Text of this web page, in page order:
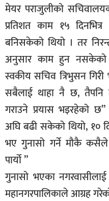
मेयर पराजुलीको
प्रतिशत काम १५
बनिसकेको थियो । तर
अनुसार काम हुन
स्वकीय सचिव त्रिभुसन
सबैलाई थाहा नै छ,
गराउने प्रयास भइरहेको
अघि बढी सकेको थियो, १०
भए गुनासो गर्ने मौकै कसैले
पार्यो ”
गुनासो भएका
महानगरपालिकाले आग्रह